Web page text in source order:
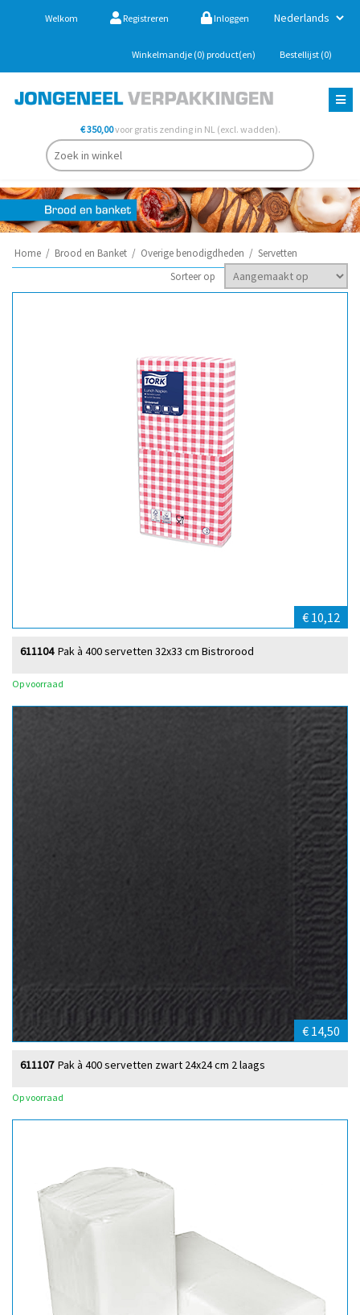
Welkom Registreren Inloggen
Winkelmandje (0) product(en) Bestellijst (0)
€ 350,00voor gratis zending in NL (excl. wadden).
Home / Brood en Banket / Overige benodigdheden / Servetten
Sorteer op
€ 10,12
Pak à 400 servetten 32x33 cm Bistrorood
611104
Op voorraad
€ 14,50
Pak à 400 servetten zwart 24x24 cm 2 laags
611107
Op voorraad